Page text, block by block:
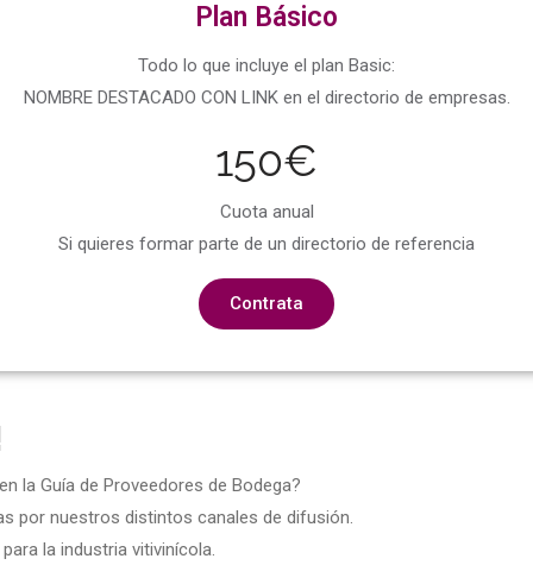
Plan Básico
Todo lo que incluye el plan Basic:
NOMBRE DESTACADO CON LINK en el directorio de empresas.
150€
Cuota anual
Si quieres formar parte de un directorio de referencia
Contrata
la Guía de Proveedores de Bodega?
por nuestros distintos canales de difusión.
la industria vitivinícola.